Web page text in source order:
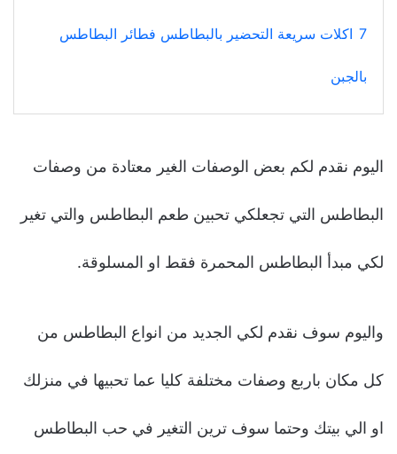
7 اكلات سريعة التحضير بالبطاطس فطائر البطاطس
بالجبن
اليوم نقدم لكم بعض الوصفات الغير معتادة من وصفات
البطاطس التي تجعلكي تحبين طعم البطاطس والتي تغير
لكي مبدأ البطاطس المحمرة فقط او المسلوقة.
واليوم سوف نقدم لكي الجديد من انواع البطاطس من
كل مكان باربع وصفات مختلفة كليا عما تحبيها في منزلك
او الي بيتك وحتما سوف ترين التغير في حب البطاطس